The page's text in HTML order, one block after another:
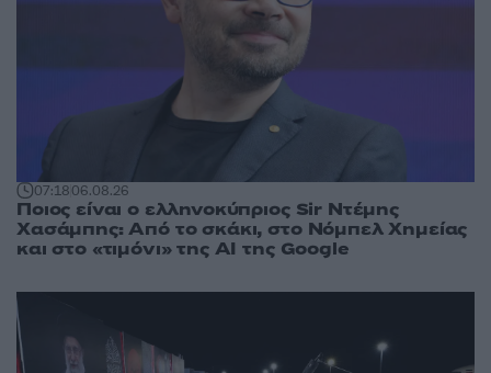
07:1806.08.26
Ποιος είναι ο ελληνοκύπριος Sir Ντέμης
Χασάμπης: Από το σκάκι, στο Νόμπελ Χημείας
και στο «τιμόνι» της AI της Google